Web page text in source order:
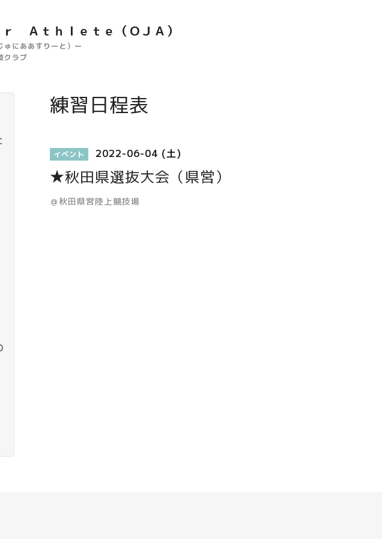
Ａｔｈｌｅｔｅ（ＯＪＡ）
ゅにああすりーと）ー
クラブ
練習日程表
イベント 2022-06-04 (土)
★秋田県選抜大会（県営）
＠秋田県営陸上競技場